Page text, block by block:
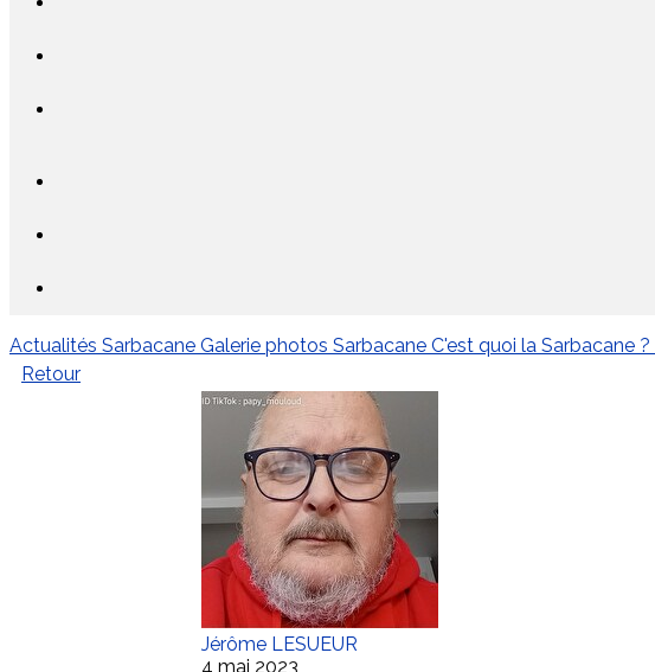
Actualités Sarbacane Galerie photos Sarbacane C'est quoi la Sarbacane ?
Retour
Jérôme LESUEUR
4 mai 2023